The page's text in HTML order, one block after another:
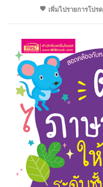
เพิ่มไปรายการโปรด